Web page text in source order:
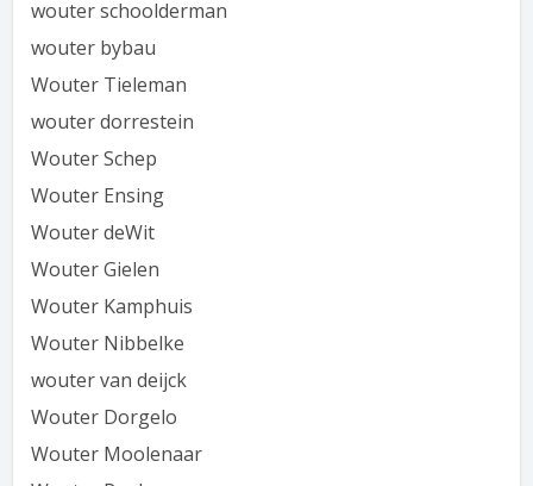
wouter schoolderman
wouter bybau
Wouter Tieleman
wouter dorrestein
Wouter Schep
Wouter Ensing
Wouter deWit
Wouter Gielen
Wouter Kamphuis
Wouter Nibbelke
wouter van deijck
Wouter Dorgelo
Wouter Moolenaar